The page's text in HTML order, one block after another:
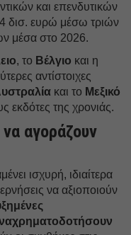
και επενδυτικών
δισ. ευρώ μέσω τριών
μέσα στο 2026.
, το Βέλγιο και η
αντίστοιχες
και το Μεξικό
εκδότες της χρονιάς.
αγοράζουν
ισχυρή, ιδιαίτερα
να αξιοποιούν